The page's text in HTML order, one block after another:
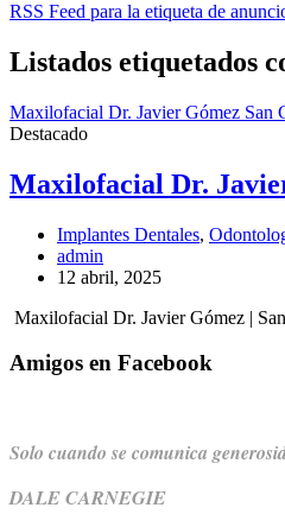
RSS Feed para la etiqueta de
Listados etiquetados
Maxilofacial Dr. Javier Gómez San
Destacado
Maxilofacial Dr.
Implantes Dentales,
admin
12 abril, 2025
Maxilofacial Dr. Javier Gómez |
Amigos en Facebook
Solo cuando se comunica
DALE CARNEGIE